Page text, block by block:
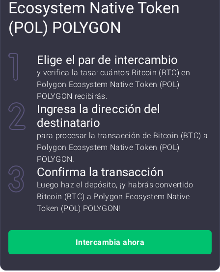
Ecosystem Native Token
(POL) POLYGON
Elige el par de intercambio
y verifica la tasa: cuántos Bitcoin (BTC) en
Polygon Ecosystem Native Token (POL)
POLYGON recibirás.
Ingresa la dirección del
destinatario
para procesar la transacción de Bitcoin (BTC) a
Polygon Ecosystem Native Token (POL)
POLYGON.
Confirma la transacción
Luego haz el depósito, ¡y habrás convertido
Bitcoin (BTC) a Polygon Ecosystem Native
Token (POL) POLYGON!
Intercambia ahora